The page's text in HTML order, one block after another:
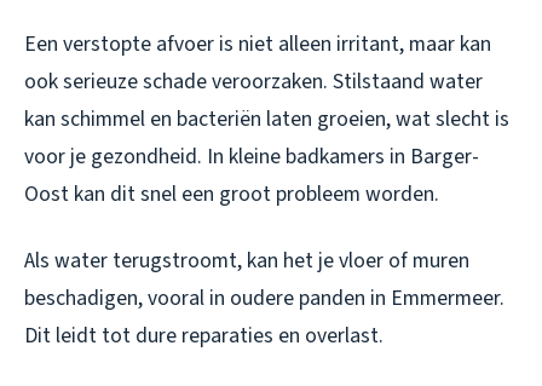
Een verstopte afvoer is niet alleen irritant, maar kan
ook serieuze schade veroorzaken. Stilstaand water
kan schimmel en bacteriën laten groeien, wat slecht is
voor je gezondheid. In kleine badkamers in Barger-
Oost kan dit snel een groot probleem worden.
Als water terugstroomt, kan het je vloer of muren
beschadigen, vooral in oudere panden in Emmermeer.
Dit leidt tot dure reparaties en overlast.